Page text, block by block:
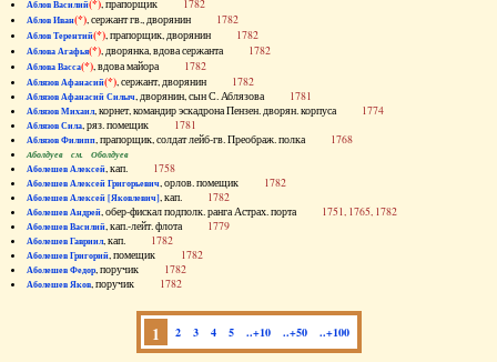
Аблов Василий(*), прапорщик 1782
Аблов Иван(*), сержант гв., дворянин 1782
Аблов Терентий(*), прапорщик, дворянин 1782
Аблова Агафья(*), дворянка, вдова сержанта 1782
Аблова Васса(*), вдова майора 1782
Аблязов Афанасий(*), сержант, дворянин 1782
Аблязов Афанасий Силыч, дворянин, сын С. Аблязова 1781
Аблязов Михаил, корнет, командир эскадрона Пензен. дворян. корпуса 1774
Аблязов Сила, ряз. помещик 1781
Аблязов Филипп, прапорщик, солдат лейб-гв. Преображ. полка 1768
Аболдуев см. Оболдуев
Аболешев Алексей, кап. 1758
Аболешев Алексей Григорьевич, орлов. помещик 1782
Аболешев Алексей [Яковлевич], кап. 1782
Аболешев Андрей, обер-фискал подполк. ранга Астрах. порта 1751, 1765, 1782
Аболешев Василий, кап.-лейт. флота 1779
Аболешев Гавриил, кап. 1782
Аболешев Григорий, помещик 1782
Аболешев Федор, поручик 1782
Аболешев Яков, поручик 1782
1 2 3 4 5 ..+10 ..+50 ..+100